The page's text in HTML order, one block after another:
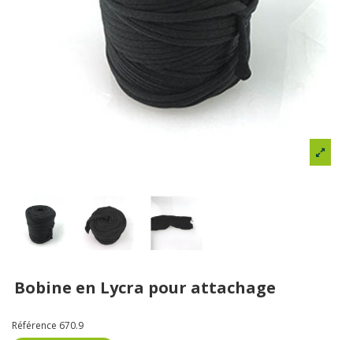
Bobine en Lycra pour attachage
Référence 670.9